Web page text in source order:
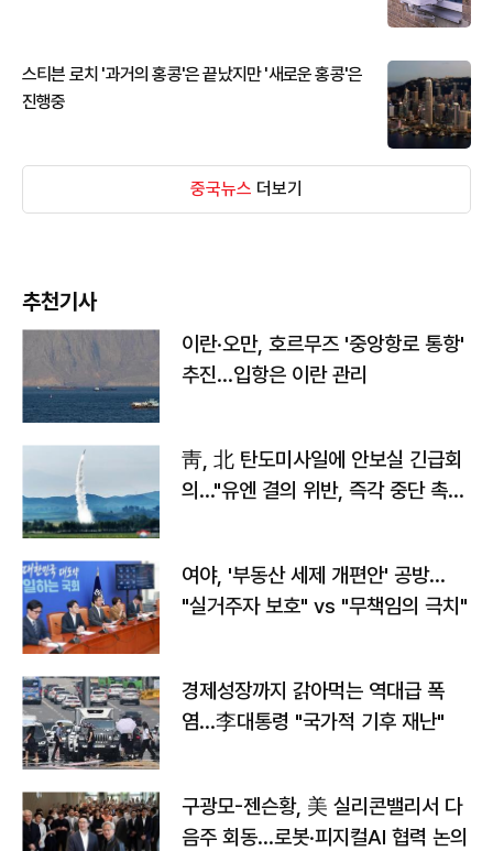
스티븐 로치 '과거의 홍콩'은 끝났지만 '새로운 홍콩'은
진행중
중국뉴스 더보기
추천기사
이란·오만, 호르무즈 '중앙항로 통항'
추진…입항은 이란 관리
靑, 北 탄도미사일에 안보실 긴급회
의…"유엔 결의 위반, 즉각 중단 촉
여야, '부동산 세제 개편안' 공방…
"실거주자 보호" vs "무책임의 극치"
경제성장까지 갉아먹는 역대급 폭
염…李대통령 "국가적 기후 재난"
구광모-젠슨황, 美 실리콘밸리서 다
음주 회동…로봇·피지컬AI 협력 논의